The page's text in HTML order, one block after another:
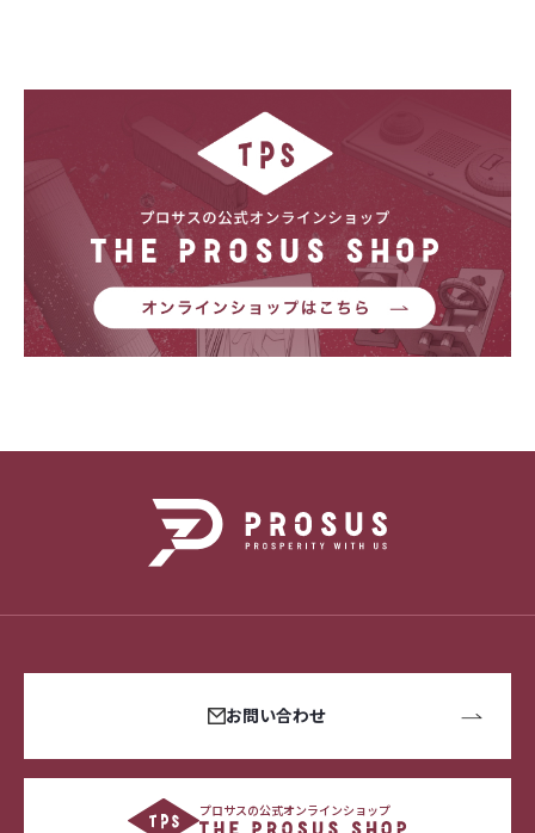
お問い合わせ
プロサスの公式オンラインショップ